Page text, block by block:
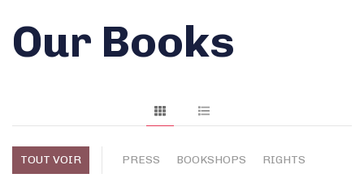
Our Books
TOUT VOIR PRESS BOOKSHOPS RIGHTS